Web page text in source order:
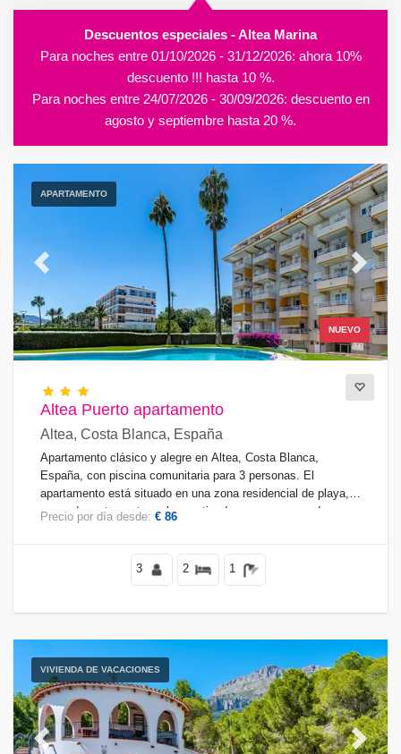
Descuentos especiales - Altea Marina
Para noches entre 01/10/2026 - 31/12/2026: ahora 10%
descuento !!! hasta 10 %.
Para noches entre 24/07/2026 - 30/09/2026: descuento en
agosto y septiembre hasta 20 %.
APARTAMENTO
NUEVO
Previous Next
Altea Puerto apartamento
Altea, Costa Blanca, España
Apartamento clásico y alegre en Altea, Costa Blanca,
España, con piscina comunitaria para 3 personas. El
apartamento está situado en una zona residencial de playa,
cerca de restaurantes y bares, tiendas y supermercados, y
Precio por día desde: € 86
3 2 1
VIVIENDA DE VACACIONES
Previous Next